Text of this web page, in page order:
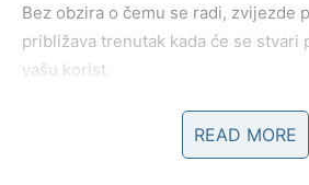
Bez obzira o čemu se radi, zvijezde
približava trenutak kada će se stvari
vašu korist.
Neće sve doći odjednom.READ MORE